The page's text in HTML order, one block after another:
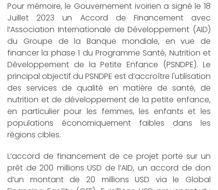
Pour mémoire, le Gouvernement ivoirien a signé le 18
Juillet 2023 un Accord de Financement avec
l’Association Internationale de Développement (AID)
du Groupe de la Banque mondiale, en vue de
financer la phase 1 du Programme Santé, Nutrition et
Développement de la Petite Enfance (PSNDPE). Le
principal objectif du PSNDPE est d’accroître l'utilisation
des services de qualité en matière de santé, de
nutrition et de développement de la petite enfance,
en particulier pour les femmes, les enfants et les
populations économiquement faibles dans les
régions cibles.
L’accord de financement de ce projet porte sur un
prêt de 200 millions USD de l’AID, un accord de don
d’un montant de 20 millions USD via le Global